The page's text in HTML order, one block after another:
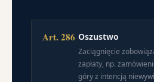
Art. 286 Oszustwo
Zaciągnięcie
zapłaty, np.
góry z intencją